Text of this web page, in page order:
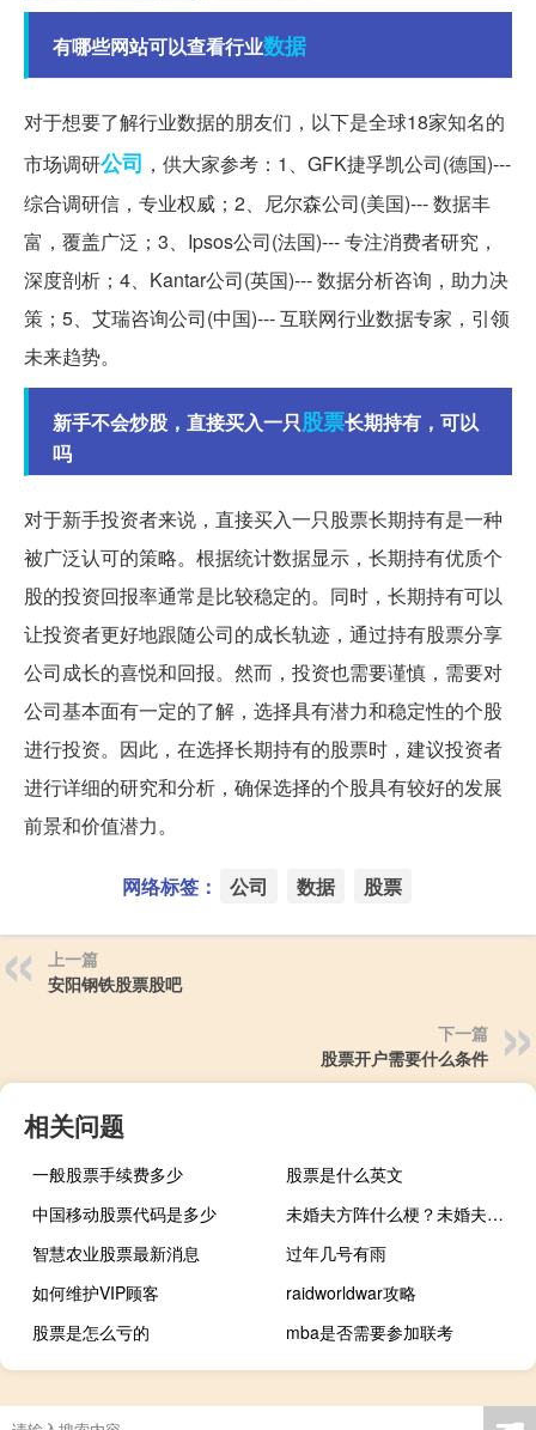
有哪些网站可以查看行业数据
对于想要了解行业数据的朋友们，以下是全球18家知名的
市场调研公司 ，供大家参考：1、GFK捷孚凯公司(德国)---
综合调研信，专业权威；2、尼尔森公司(美国)--- 数据丰
富，覆盖广泛；3、Ipsos公司(法国)--- 专注消费者研究，
深度剖析；4、Kantar公司(英国)--- 数据分析咨询，助力决
策；5、艾瑞咨询公司(中国)--- 互联网行业数据专家，引领
未来趋势。
新手不会炒股，直接买入一只股票长期持有，可以
吗
对于新手投资者来说，直接买入一只股票长期持有是一种
被广泛认可的策略。根据统计数据显示，长期持有优质个
股的投资回报率通常是比较稳定的。同时，长期持有可以
让投资者更好地跟随公司的成长轨迹，通过持有股票分享
公司成长的喜悦和回报。然而，投资也需要谨慎，需要对
公司基本面有一定的了解，选择具有潜力和稳定性的个股
进行投资。因此，在选择长期持有的股票时，建议投资者
进行详细的研究和分析，确保选择的个股具有较好的发展
前景和价值潜力。
网络标签： 公司 数据 股票
上一篇
安阳钢铁股票股吧
下一篇
股票开户需要什么条件
相关问题
一般股票手续费多少
股票是什么英文
中国移动股票代码是多少
未婚夫方阵什么梗？未婚夫方阵是什么意思什么梗
智慧农业股票最新消息
过年几号有雨
如何维护VIP顾客
raidworldwar攻略
股票是怎么亏的
mba是否需要参加联考